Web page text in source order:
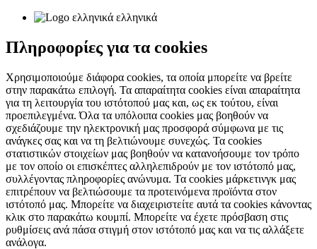
ελληνικά
Πληροφορίες για τα cookies
Χρησιμοποιούμε διάφορα cookies, τα οποία μπορείτε να βρείτε
στην παρακάτω επιλογή. Τα απαραίτητα cookies είναι απαραίτητα
για τη λειτουργία του ιστότοπού μας και, ως εκ τούτου, είναι
προεπιλεγμένα. Όλα τα υπόλοιπα cookies μας βοηθούν να
σχεδιάζουμε την ηλεκτρονική μας προσφορά σύμφωνα με τις
ανάγκες σας και να τη βελτιώνουμε συνεχώς. Τα cookies
στατιστικών στοιχείων μας βοηθούν να κατανοήσουμε τον τρόπο
με τον οποίο οι επισκέπτες αλληλεπιδρούν με τον ιστότοπό μας,
συλλέγοντας πληροφορίες ανώνυμα. Τα cookies μάρκετινγκ μας
επιτρέπουν να βελτιώσουμε τα προτεινόμενα προϊόντα στον
ιστότοπό μας. Μπορείτε να διαχειριστείτε αυτά τα cookies κάνοντας
κλικ στο παρακάτω κουμπί. Μπορείτε να έχετε πρόσβαση στις
ρυθμίσεις ανά πάσα στιγμή στον ιστότοπό μας και να τις αλλάξετε
ανάλογα.